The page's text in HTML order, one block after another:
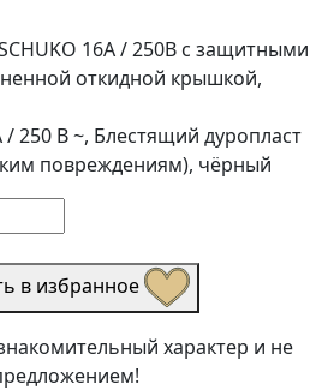
16А / 250В с защитными
откидной крышкой,
/ 250 B ~, Блестящий дуропласт
повреждениям), чёрный
в избранное
характер и не